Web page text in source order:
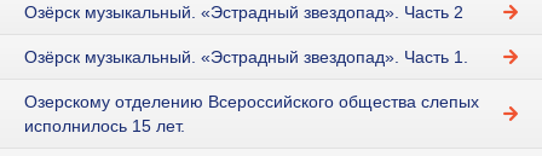
Озёрск музыкальный. «Эстрадный звездопад». Часть 2
Озёрск музыкальный. «Эстрадный звездопад». Часть 1.
Озерскому отделению Всероссийского общества слепых
исполнилось 15 лет.